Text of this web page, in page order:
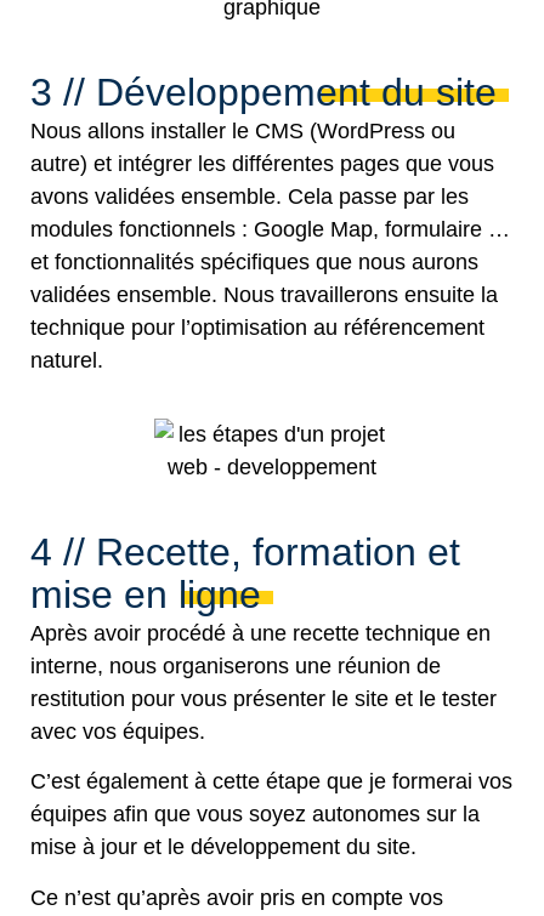
3 // Développement du site
Nous allons installer le CMS (WordPress ou
autre) et intégrer les différentes pages que vous
avons validées ensemble. Cela passe par les
modules fonctionnels : Google Map, formulaire …
et fonctionnalités spécifiques que nous aurons
validées ensemble. Nous travaillerons ensuite la
technique pour l’optimisation au référencement
naturel.
4 // Recette, formation et
mise en ligne
Après avoir procédé à une recette technique en
interne, nous organiserons une réunion de
restitution pour vous présenter le site et le tester
avec vos équipes.
C’est également à cette étape que je formerai vos
équipes afin que vous soyez autonomes sur la
mise à jour et le développement du site.
Ce n’est qu’après avoir pris en compte vos